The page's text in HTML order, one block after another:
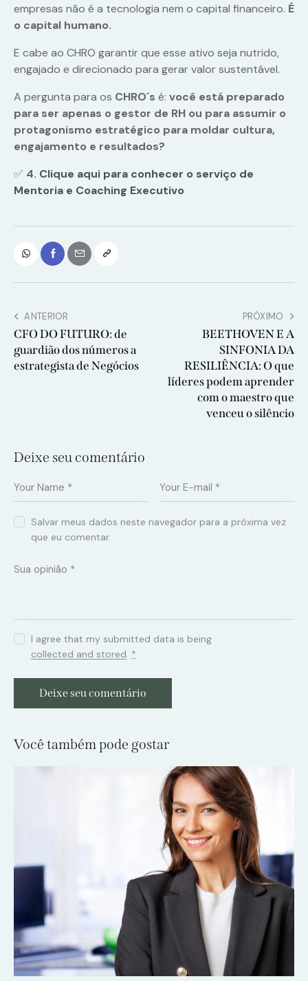
empresas não é a tecnologia nem o capital financeiro. É
o capital humano.
E cabe ao CHRO garantir que esse ativo seja nutrido,
engajado e direcionado para gerar valor sustentável.
A pergunta para os CHRO´s é: você está preparado
para ser apenas o gestor de RH ou para assumir o
protagonismo estratégico para moldar cultura,
engajamento e resultados?
✅ 4. Clique aqui para conhecer o serviço de
Mentoria e Coaching Executivo
ANTERIOR
CFO DO FUTURO: de
guardião dos números a
estrategista de Negócios
PRÓXIMO
BEETHOVEN E A
SINFONIA DA
RESILIÊNCIA: O que
líderes podem aprender
com o maestro que
venceu o silêncio
Deixe seu comentário
Salvar meus dados neste navegador para a próxima vez
que eu comentar.
I agree that my submitted data is being
collected and stored. *
Você também pode gostar